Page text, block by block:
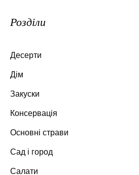
Розділи
Десерти
Дім
Закуски
Консервація
Основні страви
Сад і город
Салати